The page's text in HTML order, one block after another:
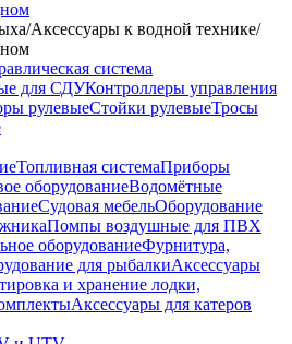
/Аксессуары к водной технике/
система
для СДУКонтроллеры управления
рулевыеСтойки рулевыеТросы
Топливная системаПриборы
оборудованиеВодомётные
Судовая мебельОборудование
Помпы воздушные для ПВХ
оборудованиеФурнитура,
для рыбалкиАксессуары
и хранение лодки,
Аксессуары для катеров